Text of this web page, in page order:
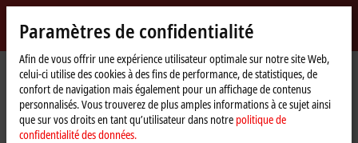
Beckhoff
-
New
Automation
Technology
myBeckhoff
Page
d'accueil
Products I/O Fieldbus Box and IO-Link box
IO-Link box
EPIxxxx | industrial housing
EPI3xxx | Analog input
Tabular Product overview
Paramètres de confidentialité
Afin de vous offrir une expérience utilisateur optimale sur notre site Web,
celui-ci utilise des cookies à des fins de performance, de statistiques, de
confort de navigation mais également pour un affichage de contenus
personnalisés. Vous trouverez de plus amples informations à ce sujet ainsi
que sur vos droits en tant qu’utilisateur dans notre politique de
confidentialité des données.